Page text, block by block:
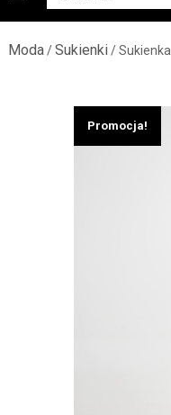
for:
Moda/Sukienki/ Sukienka
Promocja!